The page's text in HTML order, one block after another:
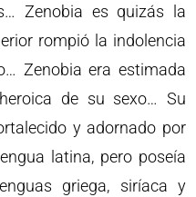
Zenobia es quizás la
rompió la indolencia
Zenobia era estimada
de su sexo… Su
y adornado por
latina, pero poseía
griega, siríaca y